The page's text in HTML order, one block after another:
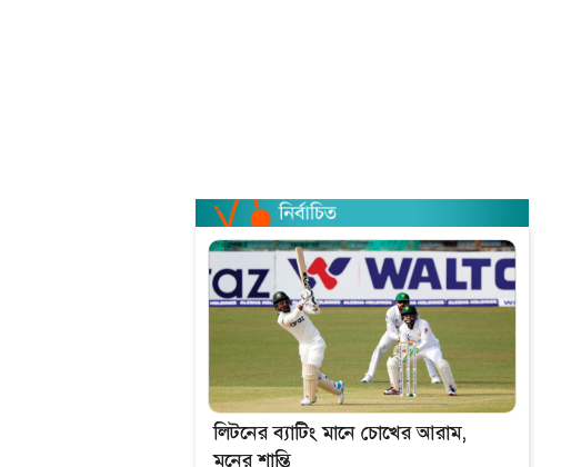
লিটনের ব্যাটিং মানে চোখের আরাম,
মনের শান্তি